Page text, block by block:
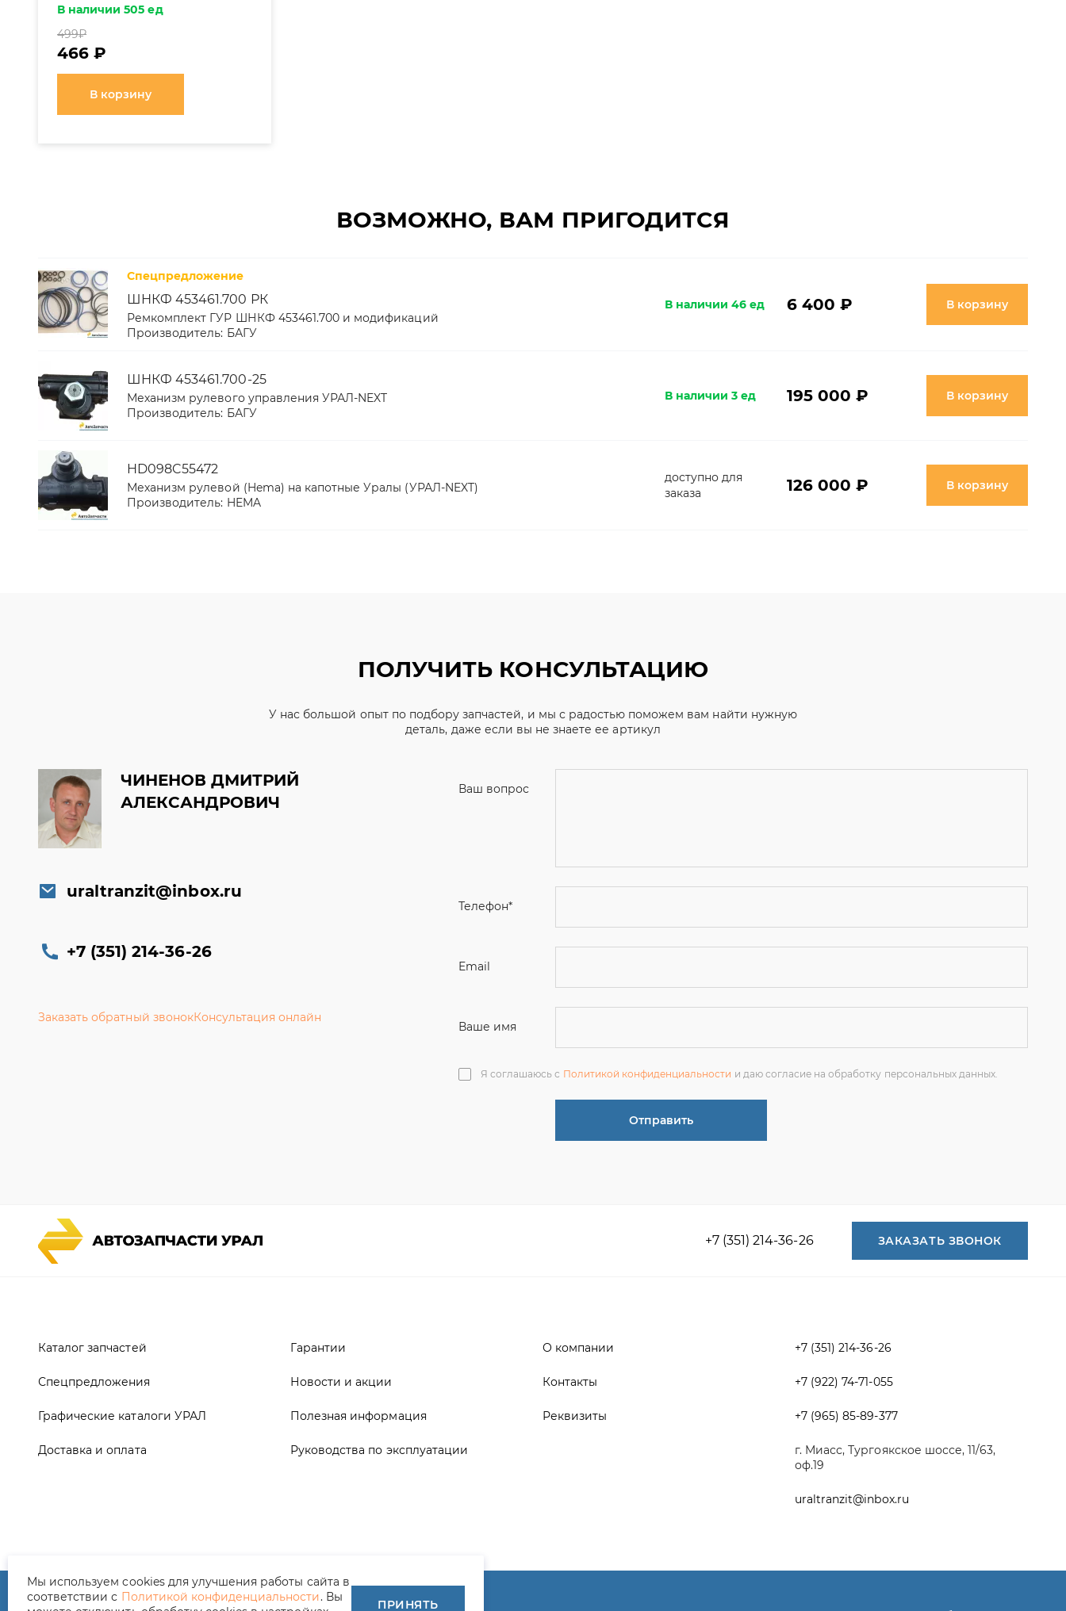
В наличии 505 ед
499₽
466 ₽
В корзину
ВОЗМОЖНО, ВАМ ПРИГОДИТСЯ
Спецпредложение
ШНКФ 453461.700 РК
Ремкомплект ГУР ШНКФ 453461.700 и модификаций
Производитель: БАГУ
В наличии 46 ед 6 400 ₽ В корзину
ШНКФ 453461.700-25
Механизм рулевого управления УРАЛ-NEXT
Производитель: БАГУ
В наличии 3 ед 195 000 ₽ В корзину
HD098C55472
Механизм рулевой (Hema) на капотные Уралы (УРАЛ-NEXT)
Производитель: HEMA
доступно для
заказа
126 000 ₽ В корзину
ПОЛУЧИТЬ КОНСУЛЬТАЦИЮ
У нас большой опыт по подбору запчастей, и мы с радостью поможем вам найти нужную
деталь, даже если вы не знаете ее артикул
ЧИНЕНОВ ДМИТРИЙ
АЛЕКСАНДРОВИЧ
uraltranzit@inbox.ru
+7 (351) 214-36-26
Заказать обратный звонокКонсультация онлайн
Ваш вопрос
Я соглашаюсь с
Отправить
Каталог запчастей +7 (351) 214-36-26
оф.19
uraltranzit@inbox.ru
Мы используем cookies для улучшения работы сайта в
соответствии с Политикой конфиденциальности. Вы
ПРИНЯТЬ